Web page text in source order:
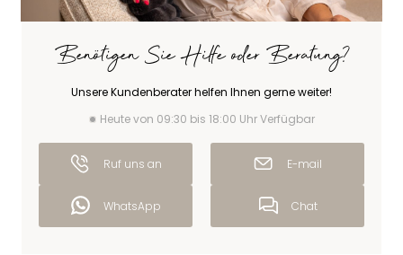
Benötigen Sie Hilfe oder Beratung?
Unsere Kundenberater helfen Ihnen gerne weiter!
Heute von 09:30 bis 18:00 Uhr Verfügbar
Ruf uns an E-mail
WhatsApp Chat